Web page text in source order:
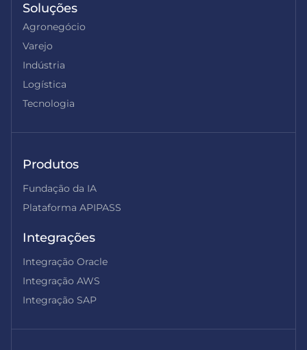
Soluções
Agronegócio
Varejo
Indústria
Logística
Tecnologia
Produtos
Fundação da IA
Plataforma APIPASS
Integrações
Integração Oracle
Integração AWS
Integração SAP